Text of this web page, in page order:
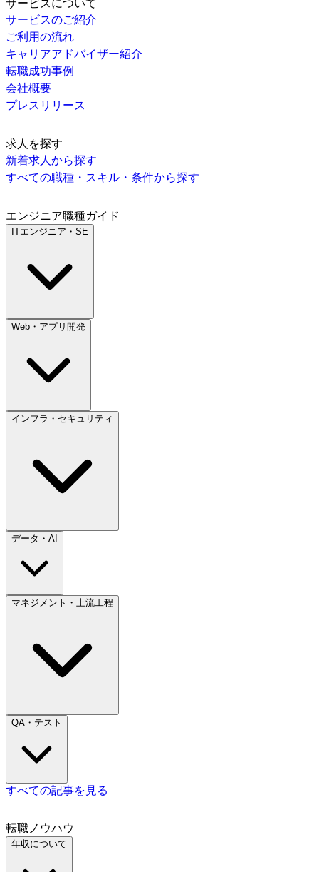
サービスについて
サービスのご紹介
ご利用の流れ
キャリアアドバイザー紹介
転職成功事例
会社概要
プレスリリース
求人を探す
新着求人から探す
すべての職種・スキル・条件から探す
エンジニア職種ガイド
ITエンジニア・SE
Web・アプリ開発
インフラ・セキュリティ
データ・AI
マネジメント・上流工程
QA・テスト
すべての記事を見る
転職ノウハウ
年収について